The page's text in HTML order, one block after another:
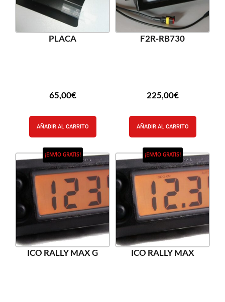
PLACA
65,00€
AÑADIR AL CARRITO
F2R-RB730
225,00€
AÑADIR AL CARRITO
¡ENVÍO GRATIS!
ICO RALLY MAX G
¡ENVÍO GRATIS!
ICO RALLY MAX